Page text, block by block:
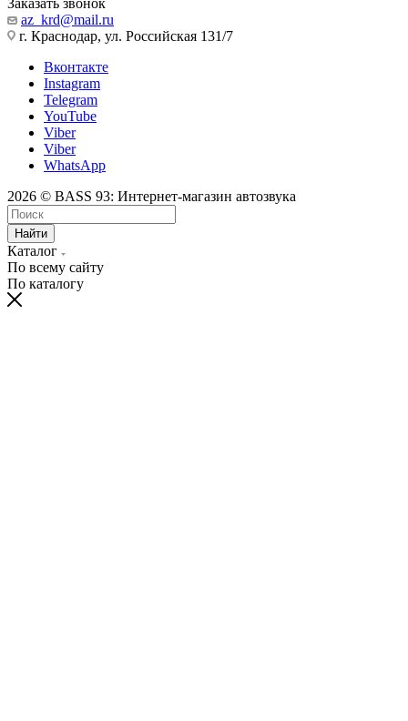
Заказать звонок
az_krd@mail.ru
г. Краснодар, ул. Российская 131/7
Вконтакте
Instagram
Telegram
YouTube
Viber
Viber
WhatsApp
2026 © BASS 93: Интернет-магазин автозвука
Найти
Каталог
По всему сайту
По каталогу